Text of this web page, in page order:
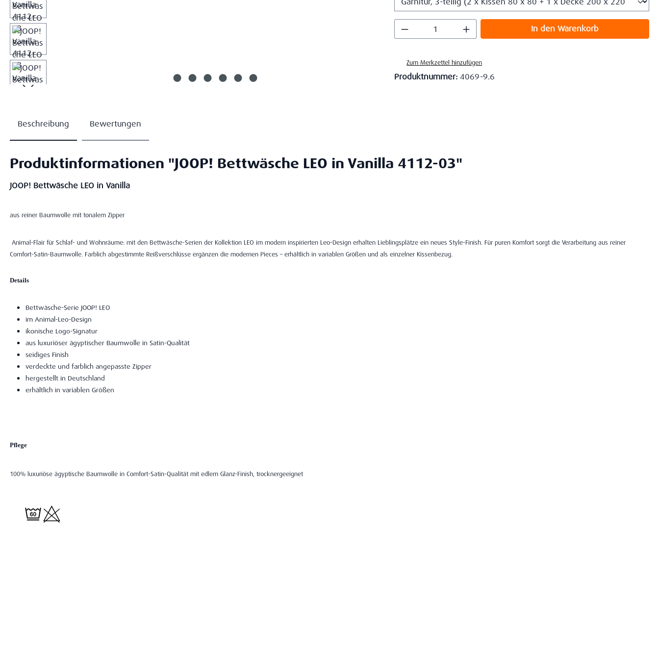
Produkt Anzahl: Gib den gewünschten Wert
In den Warenkorb
Zum Merkzettel hinzufügen
Produktnummer: 4069-9.6
Beschreibung Bewertungen
Produktinformationen "JOOP! Bettwäsche LEO in Vanilla 4112-03"
JOOP! Bettwäsche LEO in Vanilla
aus reiner Baumwolle mit tonalem Zipper
Animal-Flair für Schlaf- und Wohnräume: mit den Bettwäsche-Serien der Kollektion LEO im modern inspirierten Leo-Design erhalten Lieblingsplätze ein neues Style-Finish. Für puren Komfort sorgt die Verarbeitung aus reiner
Comfort-Satin-Baumwolle. Farblich abgestimmte Reißverschlüsse ergänzen die modernen Pieces – erhältlich in variablen Größen und als einzelner Kissenbezug.
Details
Bettwäsche-Serie JOOP! LEO
im Animal-Leo-Design
ikonische Logo-Signatur
aus luxuriöser ägyptischer Baumwolle in Satin-Qualität
seidiges Finish
verdeckte und farblich angepasste Zipper
hergestellt in Deutschland
erhältlich in variablen Größen
Pflege
100% luxuriöse ägyptische Baumwolle in Comfort-Satin-Qualität mit edlem Glanz-Finish, trocknergeeignet